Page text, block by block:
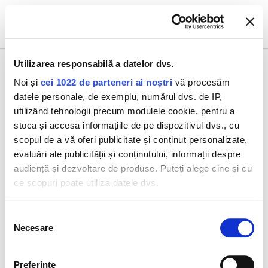
Utilizarea responsabilă a datelor dvs.
Noi și cei 1022 de parteneri ai noștri vă procesăm
datele personale, de exemplu, numărul dvs. de IP,
utilizând tehnologii precum modulele cookie, pentru a
stoca și accesa informațiile de pe dispozitivul dvs., cu
scopul de a vă oferi publicitate și conținut personalizate,
evaluări ale publicității și conținutului, informații despre
audiență și dezvoltare de produse. Puteți alege cine și cu
ce scopuri poate utiliza datele dvs.
Să colectăm informațiile cu privire la locația dvs.
Să vă identificăm dispozitivul scanândul-l în mod
consimțământului
Necesare
Preferinţe
0
Toate produsele
Osmoclean Mască Exfoliantă Iluminatoare 75 ml